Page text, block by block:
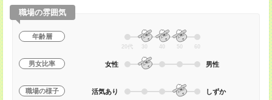
職場の雰囲気
年齢層
20代 30 40 50 60
男女比率 女性 男性
職場の様子 活気あり しずか